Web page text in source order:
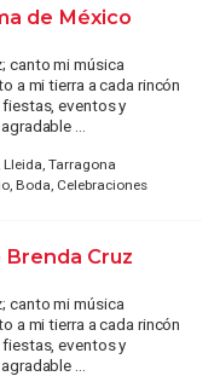
de México
canto mi música
a mi tierra a cada rincón
eventos y
...
Tarragona
Boda, Celebraciones
Brenda Cruz
canto mi música
a mi tierra a cada rincón
eventos y
...